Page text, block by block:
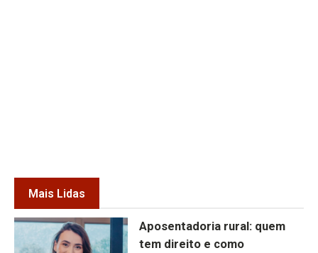
Mais Lidas
Aposentadoria rural: quem
tem direito e como